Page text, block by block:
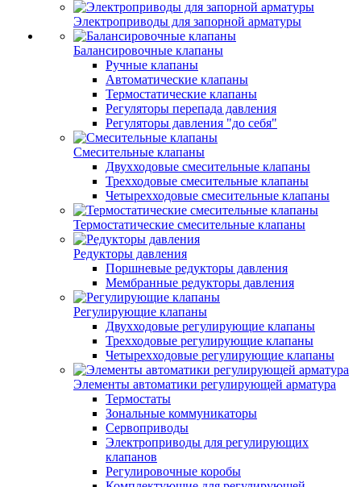
Электроприводы для запорной арматуры
Балансировочные клапаны
Ручные клапаны
Автоматические клапаны
Термостатические клапаны
Регуляторы перепада давления
Регуляторы давления "до себя"
Смесительные клапаны
Двухходовые смесительные клапаны
Трехходовые смесительные клапаны
Четырехходовые смесительные клапаны
Термостатические смесительные клапаны
Редукторы давления
Поршневые редукторы давления
Мембранные редукторы давления
Регулирующие клапаны
Двухходовые регулирующие клапаны
Трехходовые регулирующие клапаны
Четырехходовые регулирующие клапаны
Элементы автоматики регулирующей арматура
Термостаты
Зональные коммуникаторы
Сервоприводы
Электроприводы для регулирующих
клапанов
Регулировочные коробы